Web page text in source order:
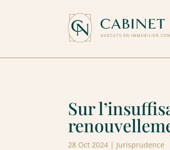
Sur
28 Oct 2024 | Jurisprudence